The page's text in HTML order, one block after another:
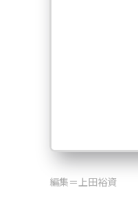
編集＝上田裕資